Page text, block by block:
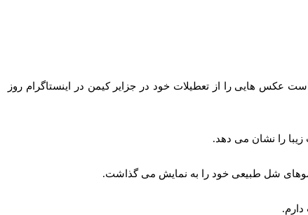
مدت خود صحبت کرده است عکس هایی را از تعطیلات خود در جزایر کیمن در اینستاگرام روز
شل طبیعی خود را به نمایش می‌ گذاشت.